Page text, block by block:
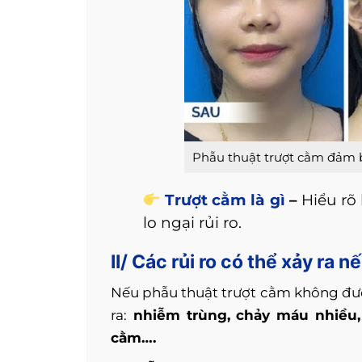
Phẫu thuật trượt cằm đảm
Trượt cằm là gì –Hiểu rõ
lo ngại rủi ro.
II/ Các rủi ro có thể xảy ra
Nếu phẫu thuật trượt cằm không
ra: nhiễm trùng, chảy máu
cằm….